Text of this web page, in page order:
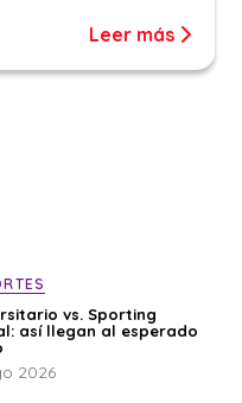
Leer más
vs. Sporting
así llegan al esperado
2026